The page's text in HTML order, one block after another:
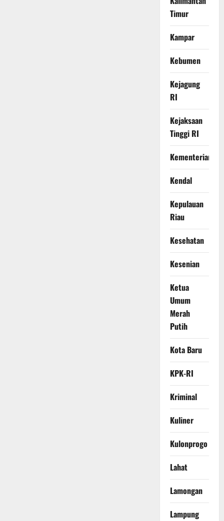
Timur
Kampar
Kebumen
Kejagung
RI
Kejaksaan
Tinggi RI
Kementerian
Kendal
Kepulauan
Riau
Kesehatan
Kesenian
Ketua
Umum
Merah
Putih
Kota Baru
KPK-RI
Kriminal
Kuliner
Kulonprogo
Lahat
Lamongan
Lampung